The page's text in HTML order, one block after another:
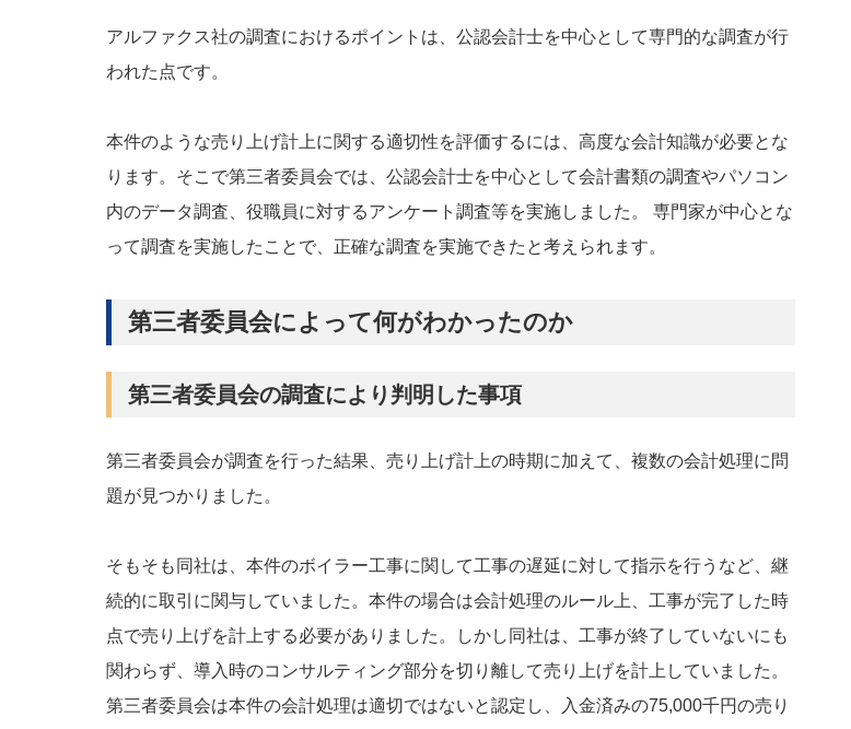
アルファクス社の調査におけるポイントは、公認会計士を中心として専門的な調査が行
われた点です。
本件のような売り上げ計上に関する適切性を評価するには、高度な会計知識が必要とな
ります。そこで第三者委員会では、公認会計士を中心として会計書類の調査やパソコン
内のデータ調査、役職員に対するアンケート調査等を実施しました。 専門家が中心とな
って調査を実施したことで、正確な調査を実施できたと考えられます。
第三者委員会によって何がわかったのか
第三者委員会の調査により判明した事項
第三者委員会が調査を行った結果、売り上げ計上の時期に加えて、複数の会計処理に問
題が見つかりました。
そもそも同社は、本件のボイラー工事に関して工事の遅延に対して指示を行うなど、継
続的に取引に関与していました。本件の場合は会計処理のルール上、工事が完了した時
点で売り上げを計上する必要がありました。しかし同社は、工事が終了していないにも
関わらず、導入時のコンサルティング部分を切り離して売り上げを計上していました。
第三者委員会は本件の会計処理は適切ではないと認定し、入金済みの75,000千円の売り